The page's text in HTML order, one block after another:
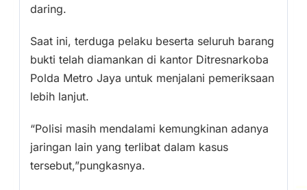
daring.
Saat ini, terduga pelaku beserta seluruh barang
bukti telah diamankan di kantor Ditresnarkoba
Polda Metro Jaya untuk menjalani pemeriksaan
lebih lanjut.
“Polisi masih mendalami kemungkinan adanya
jaringan lain yang terlibat dalam kasus
tersebut,”pungkasnya.